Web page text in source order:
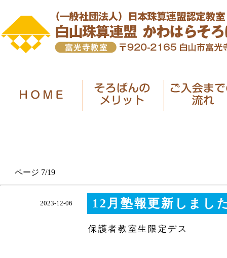
ページ 7/19
2023-12-06 12月塾報更新しまし
保護者教室生限定デス